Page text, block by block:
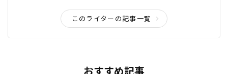
このライターの記事一覧
おすすめ記事